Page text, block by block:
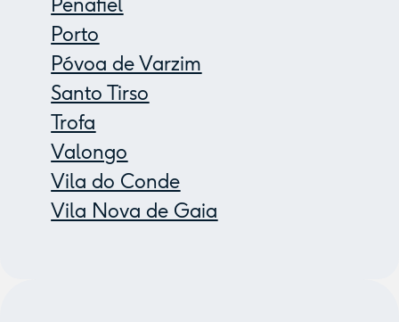
Penafiel
Porto
Póvoa de Varzim
Santo Tirso
Trofa
Valongo
Vila do Conde
Vila Nova de Gaia